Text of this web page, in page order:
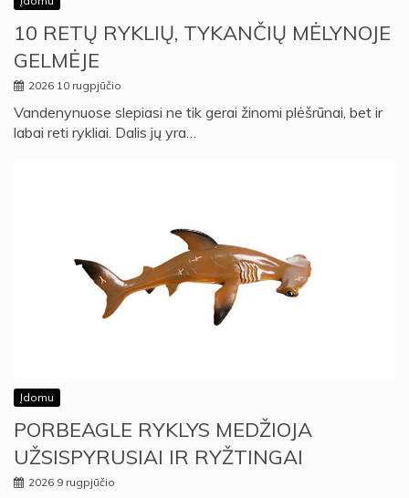
10 RETŲ RYKLIŲ, TYKANČIŲ MĖLYNOJE
GELMĖJE
2026 10 rugpjūčio
Vandenynuose slepiasi ne tik gerai žinomi plėšrūnai, bet ir
labai reti rykliai. Dalis jų yra…
Įdomu
PORBEAGLE RYKLYS MEDŽIOJA
UŽSISPYRUSIAI IR RYŽTINGAI
2026 9 rugpjūčio